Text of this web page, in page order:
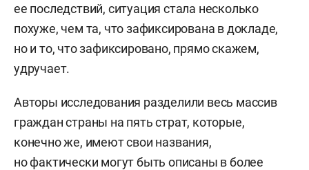
ее последствий, ситуация стала несколько
похуже, чем та, что зафиксирована в докладе,
но и то, что зафиксировано, прямо скажем,
удручает.
Авторы исследования разделили весь массив
граждан страны на пять страт, которые,
конечно же, имеют свои названия,
но фактически могут быть описаны в более